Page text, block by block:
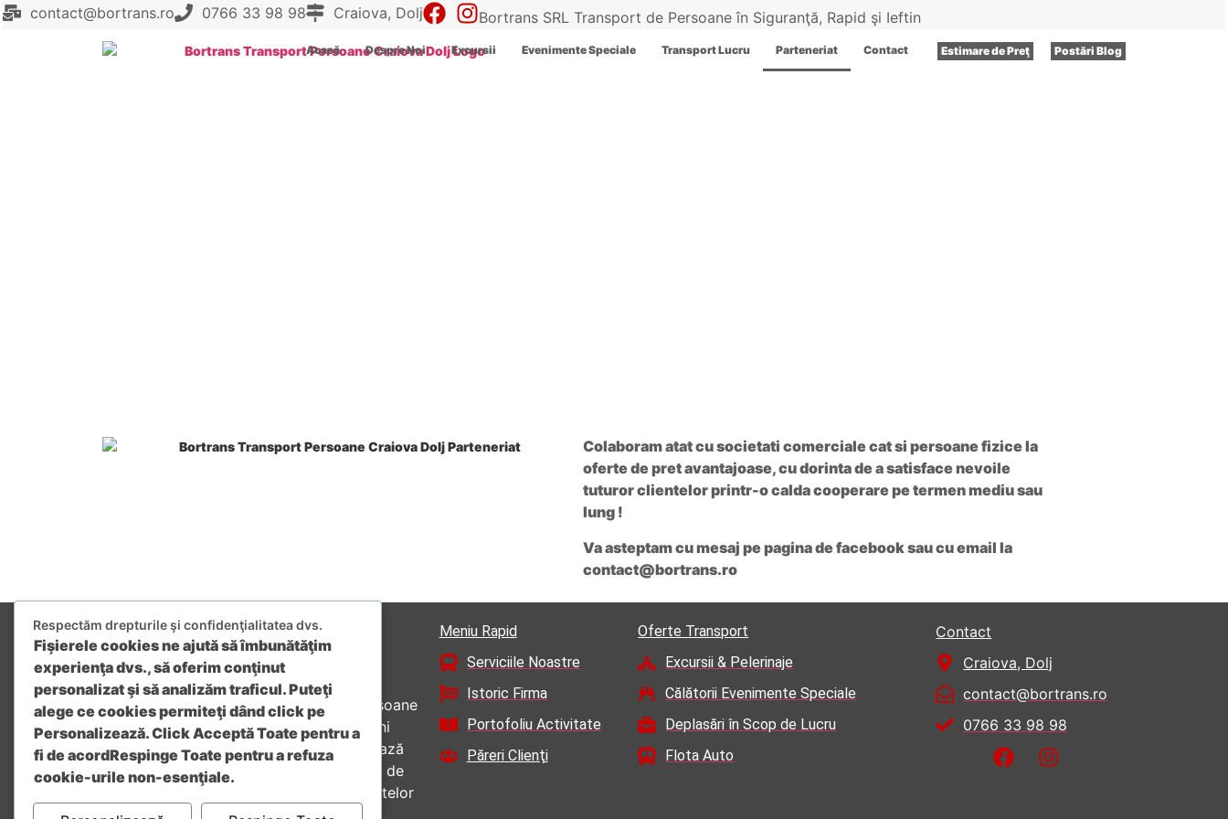
contact@bortrans.ro 0766 33 98 98 Craiova, Dolj Bortrans SRL Transport de Persoane în Siguranţă, Rapid şi Ieftin
Acasă Despre Noi Excursii​ Evenimente Speciale​ Transport Lucru​ Parteneriat​ Contact​ Estimare de Preţ Postări Blog
Colaboram atat cu societati comerciale cat si persoane fizice la
oferte de pret avantajoase, cu dorinta de a satisface nevoile
tuturor clientelor printr-o calda cooperare pe termen mediu sau
lung !
Va asteptam cu mesaj pe pagina de facebook sau cu email la
contact@bortrans.ro
Firma Bortrans oferă transport de persoane
în siguranţă, rapid şi ieftin cu maşini
moderne pentru grupuri ce organizează
excursii, pelerinaje, deplasări în scop de
lucru sau călătorii cu ocazia evenimentelor
speciale !
Meniu Rapid
Serviciile Noastre
Istoric Firma
Portofoliu Activitate
Păreri Clienţi
Oferte Transport
Excursii & Pelerinaje
Călătorii Evenimente Speciale
Deplasări în Scop de Lucru
Flota Auto
Contact
Craiova, Dolj
contact@bortrans.ro
0766 33 98 98
Respectăm drepturile şi confidenţialitatea dvs.
Fişierele cookies ne ajută să îmbunătăţim
experienţa dvs., să oferim conţinut
personalizat şi să analizăm traficul. Puteţi
alege ce cookies permiteţi dând click pe
Personalizează. ClickAcceptă Toatepentru a
fi de acordRespinge Toatepentru a refuza
cookie-urile non-esenţiale.